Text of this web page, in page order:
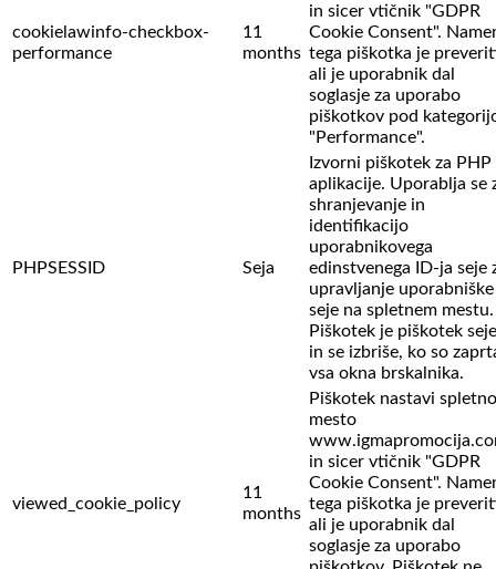
cookielawinfo-checkbox-
performance
11
months
in sicer vtičnik "GDPR
Cookie Consent".
tega piškotka je
ali je uporabnik dal
soglasje za uporabo
piškotkov pod
"Performance".
PHPSESSID Seja
Izvorni piškotek za PHP
aplikacije. Uporablja se
shranjevanje in
identifikacijo
uporabnikovega
edinstvenega ID-ja seje
upravljanje uporabniške
seje na spletnem mestu.
Piškotek je piškotek seje
in se izbriše, ko so
vsa okna brskalnika.
viewed_cookie_policy
11
months
Piškotek nastavi spletno
mesto
in sicer vtičnik "GDPR
Cookie Consent".
tega piškotka je
ali je uporabnik dal
soglasje za uporabo